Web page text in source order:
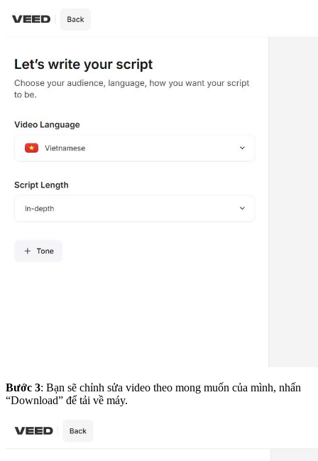
Bước 3: Bạn sẽ chỉnh sửa video theo mong muốn của mình, nhấn
“Download” để tải về máy.